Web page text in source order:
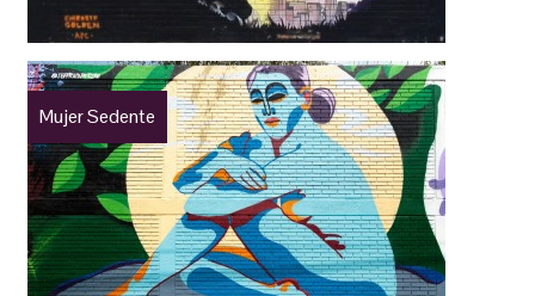
Mujer Sedente